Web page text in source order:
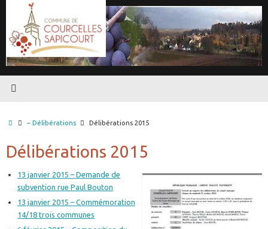
contenu
Accueil
– Délibérations Délibérations 2015
Délibérations 2015
13 janvier 2015 – Demande de
subvention rue Paul Bouton
13 janvier 2015 – Commémoration
14/18 trois communes